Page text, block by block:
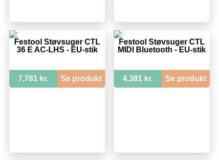
Festool Støvsuger CTL
36 E AC-LHS - EU-stik
7.781 kr. Se produkt
Festool Støvsuger CTL
MIDI Bluetooth - EU-stik
4.381 kr. Se produkt